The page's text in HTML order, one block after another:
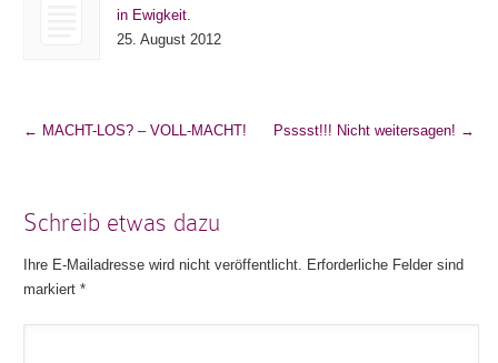
in Ewigkeit.
25. August 2012
← MACHT-LOS? – VOLL-MACHT! Psssst!!! Nicht weitersagen! →
Schreib etwas dazu
Ihre E-Mailadresse wird nicht veröffentlicht. Erforderliche Felder sind
markiert*